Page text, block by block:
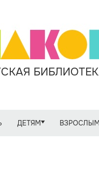
ДЕТЯМ